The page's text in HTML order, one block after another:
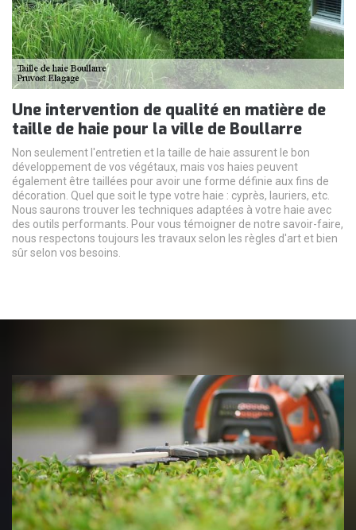
Une intervention de qualité en matière de
taille de haie pour la ville de Boullarre
Non seulement l'entretien et la taille de haie assurent le bon
développement de vos végétaux, mais vos haies peuvent
également être taillées pour avoir une forme définie aux fins de
décoration. Quel que soit le type votre haie : cyprès, lauriers, etc.
Nous saurons trouver les techniques adaptées à votre haie avec
des outils performants. Pour vous témoigner de notre savoir-faire,
nous respectons toujours les travaux selon les règles d'art et bien
sûr selon vos besoins.